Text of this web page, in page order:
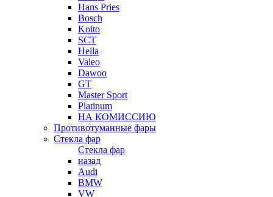
Hans Pries
Bosch
Koito
SCT
Hella
Valeo
Dawoo
GT
Master Sport
Platinum
НА КОМИССИЮ
Противотуманные фары
Стекла фар
Стекла фар
назад
Audi
BMW
VW